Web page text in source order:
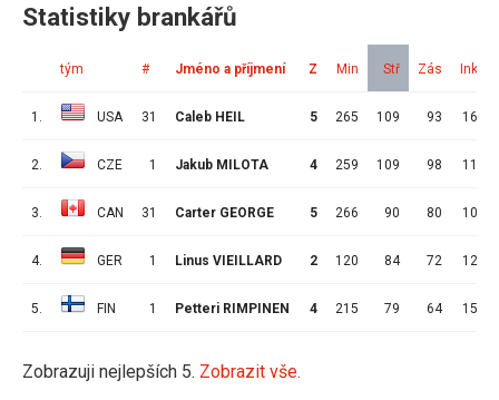
Statistiky brankářů
tým # Jméno a příjmení Z Min Stř Zás Ink
1. USA 31 Caleb HEIL 5 265 109 93 16
2. CZE 1 Jakub MILOTA 4 259 109 98 11
3. CAN 31 Carter GEORGE 5 266 90 80 10
4. GER 1 Linus VIEILLARD 2 120 84 72 12
5. FIN 1 Petteri RIMPINEN 4 215 79 64 15
Zobrazuji nejlepších 5. Zobrazit vše.